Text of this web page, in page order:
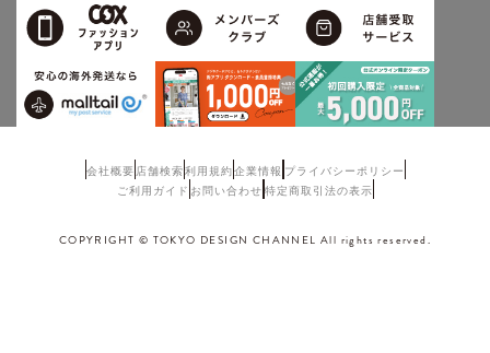
会社概要 店舗検索利用規約企業情報 プライバシーポリシー
ご利用ガイド お問い合わせ 特定商取引法の表示
COPYRIGHT © TOKYO DESIGN CHANNEL All rights reserved.